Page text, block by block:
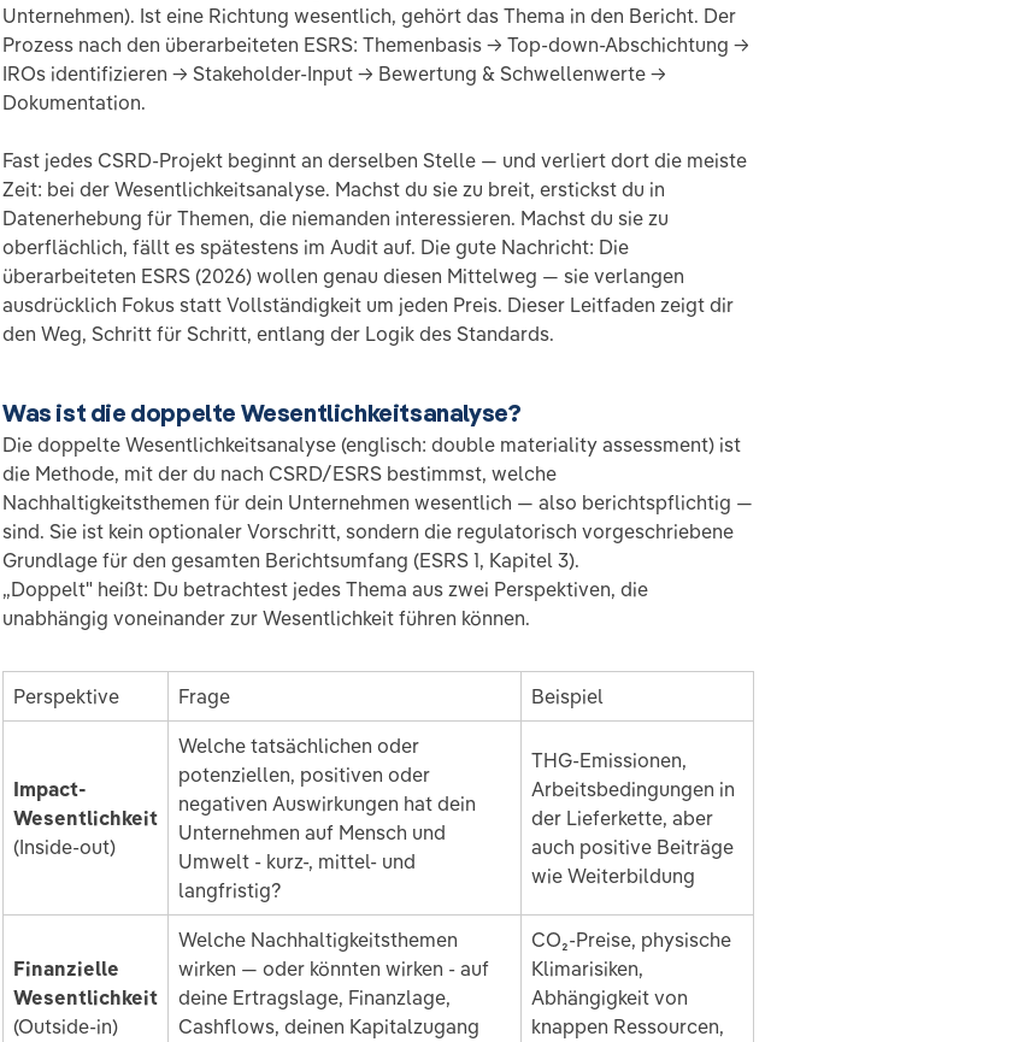
Unternehmen). Ist eine Richtung wesentlich, gehört das Thema in den Bericht. Der
Prozess nach den überarbeiteten ESRS: Themenbasis → Top-down-Abschichtung →
IROs identifizieren → Stakeholder-Input → Bewertung & Schwellenwerte →
Dokumentation.
Fast jedes CSRD-Projekt beginnt an derselben Stelle — und verliert dort die meiste
Zeit: bei der Wesentlichkeitsanalyse. Machst du sie zu breit, erstickst du in
Datenerhebung für Themen, die niemanden interessieren. Machst du sie zu
oberflächlich, fällt es spätestens im Audit auf. Die gute Nachricht: Die
überarbeiteten ESRS (2026) wollen genau diesen Mittelweg — sie verlangen
ausdrücklich Fokus statt Vollständigkeit um jeden Preis. Dieser Leitfaden zeigt dir
den Weg, Schritt für Schritt, entlang der Logik des Standards.
Was ist die doppelte Wesentlichkeitsanalyse?
Die doppelte Wesentlichkeitsanalyse (englisch: double materiality assessment) ist
die Methode, mit der du nach CSRD/ESRS bestimmst, welche
Nachhaltigkeitsthemen für dein Unternehmen wesentlich — also berichtspflichtig —
sind. Sie ist kein optionaler Vorschritt, sondern die regulatorisch vorgeschriebene
Grundlage für den gesamten Berichtsumfang (ESRS 1, Kapitel 3).
„Doppelt" heißt: Du betrachtest jedes Thema aus zwei Perspektiven, die
unabhängig voneinander zur Wesentlichkeit führen können.
Perspektive Frage Beispiel
Impact-
Wesentlichkeit
(Inside-out)
Welche tatsächlichen oder
potenziellen, positiven oder
negativen Auswirkungen hat dein
Unternehmen auf Mensch und
Umwelt - kurz-, mittel- und
langfristig?
THG-Emissionen,
Arbeitsbedingungen in
der Lieferkette, aber
auch positive Beiträge
wie Weiterbildung
Finanzielle
Wesentlichkeit
(Outside-in)
Welche Nachhaltigkeitsthemen
wirken — oder könnten wirken - auf
deine Ertragslage, Finanzlage,
Cashflows, deinen Kapitalzugang
CO₂-Preise, physische
Klimarisiken,
Abhängigkeit von
knappen Ressourcen,